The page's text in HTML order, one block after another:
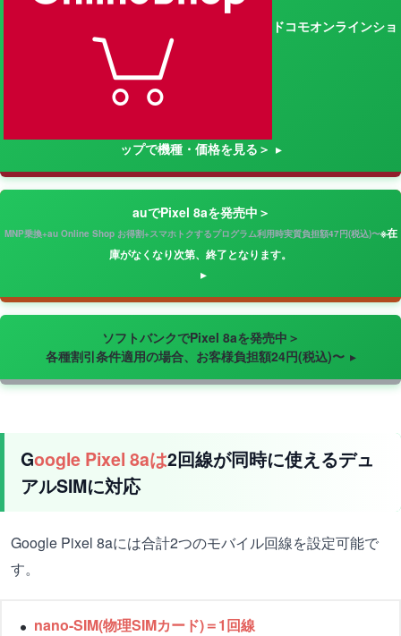
ドコモオンラインショ
ップで機種・価格を見る＞
auでPixel 8aを発売中＞
MNP乗換+au Online Shop お得割+スマホトクするプログラム利用時実質負担額47円(税込)〜※在
庫がなくなり次第、終了となります。
ソフトバンクでPixel 8aを発売中＞
各種割引条件適用の場合、お客様負担額24円(税込)〜
Google Pixel 8aは2回線が同時に使えるデュ
アルSIMに対応
Google Pixel 8aには合計2つのモバイル回線を設定可能で
す。
nano-SIM(物理SIMカード)＝1回線